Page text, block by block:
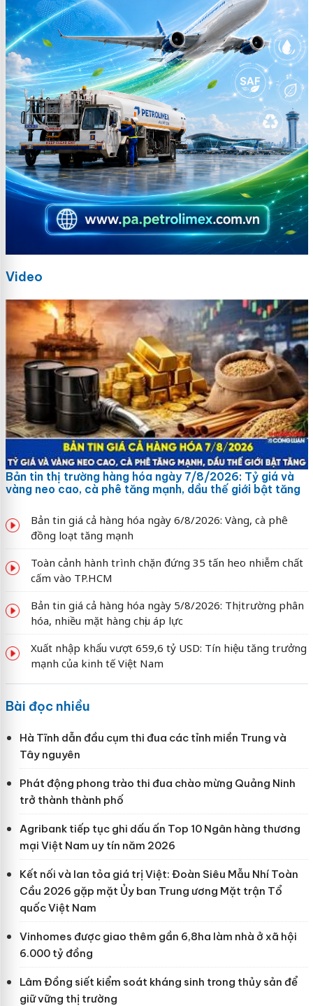
Video
Bản tin thị trường hàng hóa ngày 7/8/2026: Tỷ giá và
vàng neo cao, cà phê tăng mạnh, dầu thế giới bật tăng
Bản tin giá cả hàng hóa ngày 6/8/2026: Vàng, cà phê
đồng loạt tăng mạnh
Toàn cảnh hành trình chặn đứng 35 tấn heo nhiễm chất
cấm vào TP.HCM
Bản tin giá cả hàng hóa ngày 5/8/2026: Thị trường phân
hóa, nhiều mặt hàng chịu áp lực
Xuất nhập khẩu vượt 659,6 tỷ USD: Tín hiệu tăng trưởng
mạnh của kinh tế Việt Nam
Bài đọc nhiều
Hà Tĩnh dẫn đầu cụm thi đua các tỉnh miền Trung và
Tây nguyên
Phát động phong trào thi đua chào mừng Quảng Ninh
trở thành thành phố
Agribank tiếp tục ghi dấu ấn Top 10 Ngân hàng thương
mại Việt Nam uy tín năm 2026
Kết nối và lan tỏa giá trị Việt: Đoàn Siêu Mẫu Nhí Toàn
Cầu 2026 gặp mặt Ủy ban Trung ương Mặt trận Tổ
quốc Việt Nam
Vinhomes được giao thêm gần 6,8ha làm nhà ở xã hội
6.000 tỷ đồng
Lâm Đồng siết kiểm soát kháng sinh trong thủy sản để
giữ vững thị trường